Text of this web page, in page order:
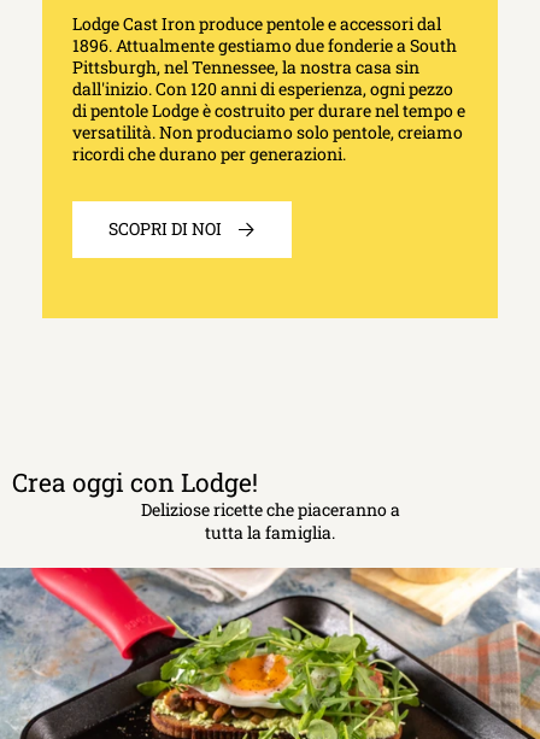
Lodge Cast Iron produce pentole e accessori dal
1896. Attualmente gestiamo due fonderie a South
Pittsburgh, nel Tennessee, la nostra casa sin
dall'inizio. Con 120 anni di esperienza, ogni pezzo
di pentole Lodge è costruito per durare nel tempo e
versatilità. Non produciamo solo pentole, creiamo
ricordi che durano per generazioni.
SCOPRI DI NOI
Crea oggi con Lodge!
Deliziose ricette che piaceranno a
tutta la famiglia.